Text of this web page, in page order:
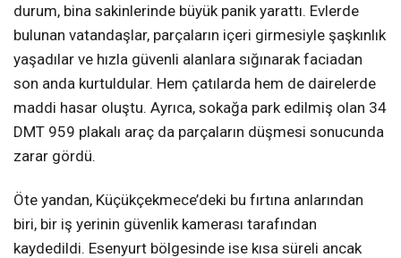
durum, bina sakinlerinde büyük panik yarattı. Evlerde
bulunan vatandaşlar, parçaların içeri girmesiyle şaşkınlık
yaşadılar ve hızla güvenli alanlara sığınarak faciadan
son anda kurtuldular. Hem çatılarda hem de dairelerde
maddi hasar oluştu. Ayrıca, sokağa park edilmiş olan 34
DMT 959 plakalı araç da parçaların düşmesi sonucunda
zarar gördü.
Öte yandan, Küçükçekmece’deki bu fırtına anlarından
biri, bir iş yerinin güvenlik kamerası tarafından
kaydedildi. Esenyurt bölgesinde ise kısa süreli ancak